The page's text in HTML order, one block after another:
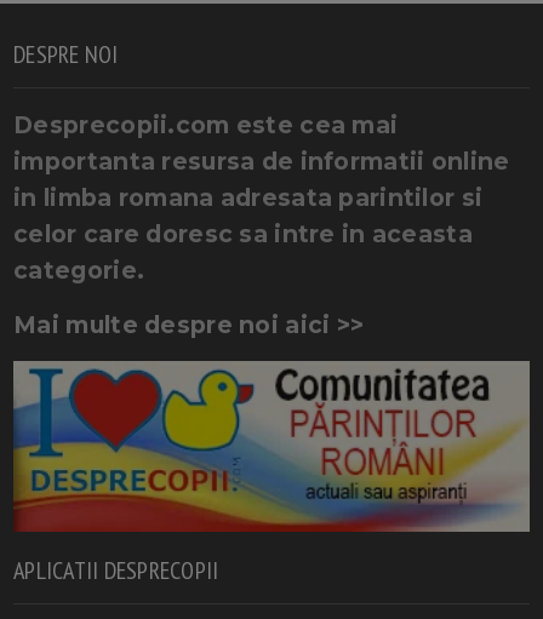
DESPRE NOI
Desprecopii.com este cea mai
importanta resursa de informatii online
in limba romana adresata parintilor si
celor care doresc sa intre in aceasta
categorie.
Mai multe despre noi aici >>
APLICATII DESPRECOPII